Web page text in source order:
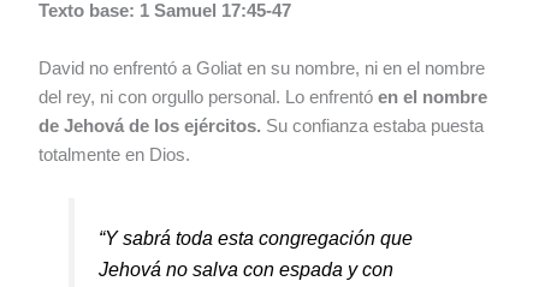
Texto base: 1 Samuel 17:45-47
David no enfrentó a Goliat en su nombre, ni en el nombre
del rey, ni con orgullo personal. Lo enfrentóen el nombre
de Jehová de los ejércitos. Su confianza estaba puesta
totalmente en Dios.
“Y sabrá toda esta congregación que
Jehová no salva con espada y con